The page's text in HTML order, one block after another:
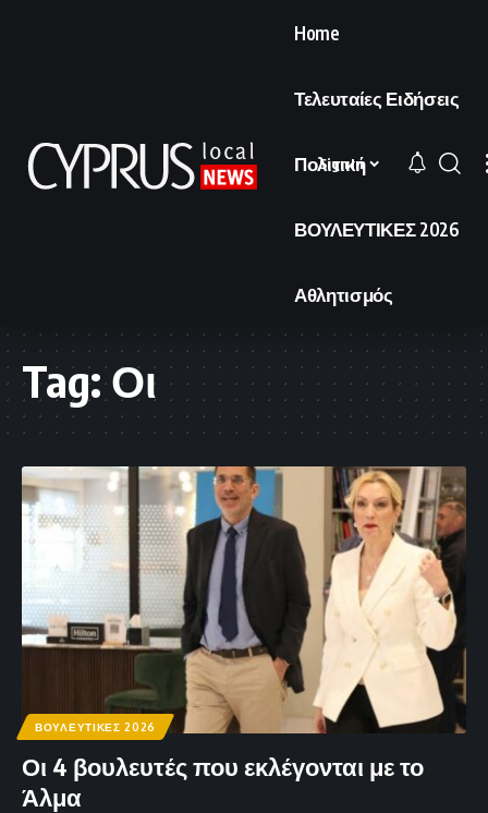
Home
Τελευταίες Ειδήσεις
Πολιτική
ΒΟΥΛΕΥΤΙΚΕΣ 2026
Αθλητισμός
Sign In
Tag:Οι
ΒΟΥΛΕΥΤΙΚΕΣ 2026
Οι 4 βουλευτές που εκλέγονται με το
Άλμα